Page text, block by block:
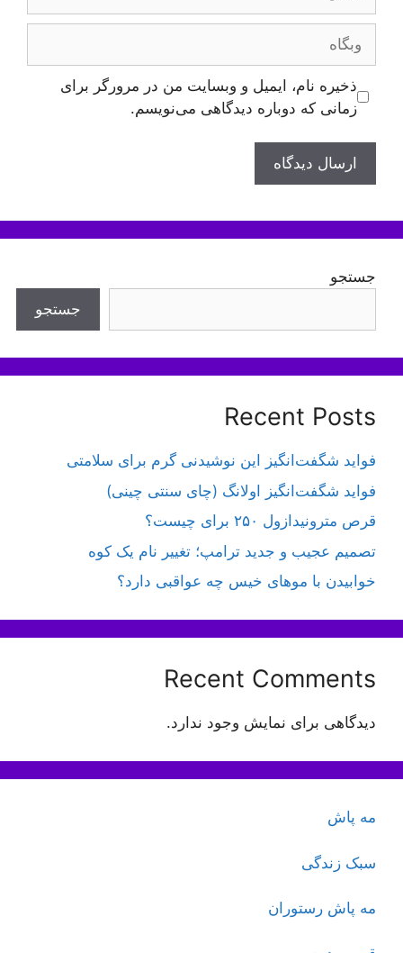
وبگاه
ذخیره نام، ایمیل و وبسایت من در مرورگر برای
زمانی که دوباره دیدگاهی می‌نویسم.
جستجو
جستجو
Recent Posts
فواید شگفت‌انگیز این نوشیدنی گرم برای سلامتی
فواید شگفت‌انگیز اولانگ (چای سنتی چینی)
قرص مترونیدازول ۲۵۰ برای چیست؟
تصمیم عجیب و جدید ترامپ؛ تغییر نام یک کوه
خوابیدن با موهای خیس چه عواقبی دارد؟
Recent Comments
دیدگاهی برای نمایش وجود ندارد.
مه پاش
سبک زندگی
مه پاش رستوران